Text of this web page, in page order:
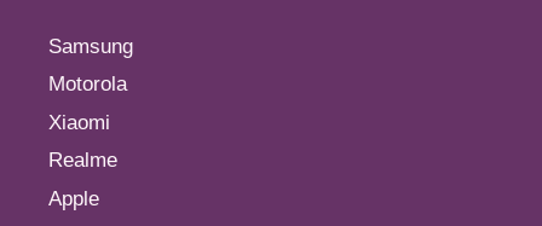
Samsung
Motorola
Xiaomi
Realme
Apple